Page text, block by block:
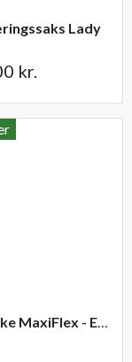
Lady
kr.
Handske MaxiFlex - Endurance